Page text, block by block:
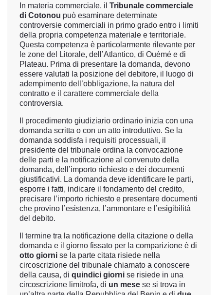
In materia commerciale, il Tribunale commerciale
di Cotonou può esaminare determinate
controversie commerciali in primo grado entro i limiti
della propria competenza materiale e territoriale.
Questa competenza è particolarmente rilevante per
le zone del Litorale, dell’Atlantico, di Ouémé e di
Plateau. Prima di presentare la domanda, devono
essere valutati la posizione del debitore, il luogo di
adempimento dell’obbligazione, la natura del
contratto e il carattere commerciale della
controversia.
Il procedimento giudiziario ordinario inizia con una
domanda scritta o con un atto introduttivo. Se la
domanda soddisfa i requisiti processuali, il
presidente del tribunale ordina la convocazione
delle parti e la notificazione al convenuto della
domanda, dell’importo richiesto e dei documenti
giustificativi. La domanda deve identificare le parti,
esporre i fatti, indicare il fondamento del credito,
precisare l’importo richiesto e presentare documenti
che provino l’esistenza, l’ammontare e l’esigibilità
del debito.
Il termine tra la notificazione della citazione o della
domanda e il giorno fissato per la comparizione è di
otto giorni se la parte citata risiede nella
circoscrizione del tribunale chiamato a conoscere
della causa, di quindici giorni se risiede in una
circoscrizione limitrofa, di un mese se si trova in